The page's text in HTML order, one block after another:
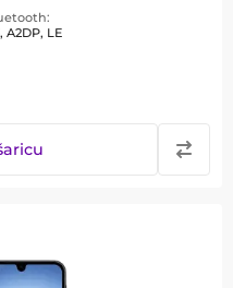
A2DP, LE